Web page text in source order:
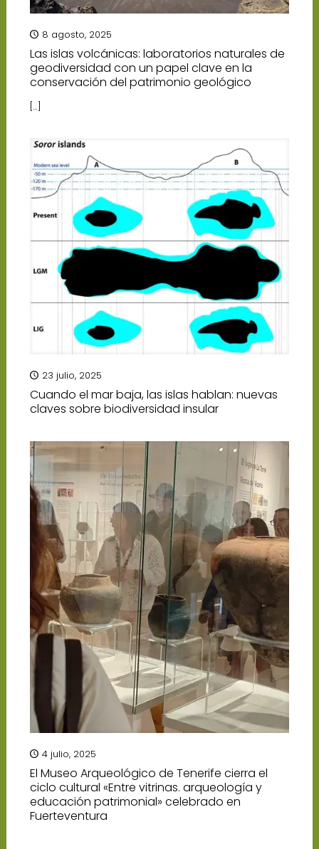
8 agosto, 2025
Las islas volcánicas: laboratorios naturales de
geodiversidad con un papel clave en la
conservación del patrimonio geológico
[…]
23 julio, 2025
Cuando el mar baja, las islas hablan: nuevas
claves sobre biodiversidad insular
4 julio, 2025
El Museo Arqueológico de Tenerife cierra el
ciclo cultural «Entre vitrinas. arqueología y
educación patrimonial» celebrado en
Fuerteventura